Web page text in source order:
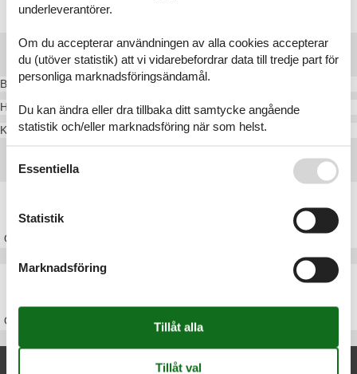
Destinationer i Hals
Bisnap
Hou
Koldkær
Huvudtoppartiklar
Om
Stuga Danmark
Om
underleverantörer.
Om du accepterar användningen av alla cookies accepterar
du (utöver statistik) att vi vidarebefordrar data till tredje part för
personliga marknadsföringsändamål.
Du kan ändra eller dra tillbaka ditt samtycke angående
statistik och/eller marknadsföring när som helst.
Essentiella
Statistik
Marknadsföring